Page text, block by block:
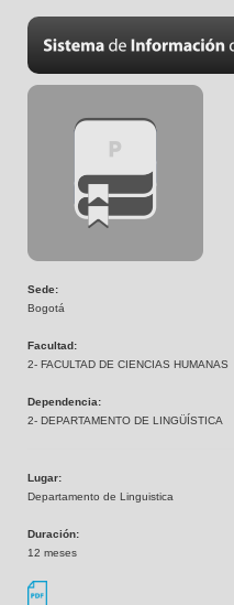
Sede:
Bogotá
Facultad:
2- FACULTAD DE CIENCIAS HUMANAS
Dependencia:
2- DEPARTAMENTO DE LINGÜÍSTICA
Lugar:
Departamento de Linguistica
Duración:
12 meses